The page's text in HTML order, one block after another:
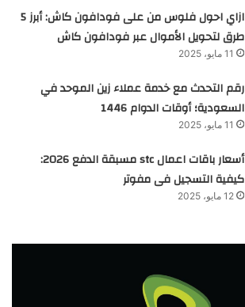
ازاي احول فلوس من على فودافون كاش: أبرز 5
طرق لتحويل الأموال عبر فودافون كاش
11 مايو، 2025
رقم التحدث مع خدمة عملاء زين الموحد في
السعودية؛ أوقات الدوام 1446
11 مايو، 2025
أسعار باقات اعمال stc مسبقة الدفع 2026:
كيفية التسجيل فى مفوتر
12 مايو، 2025